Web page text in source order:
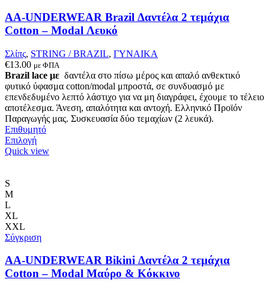
AA-UNDERWEAR Brazil Δαντέλα 2 τεμάχια
Cotton – Modal Λευκό
Σλίπς, STRING / BRAZIL, ΓΥΝΑΙΚΑ
€13.00 με ΦΠΑ
Brazil lace με δαντέλα στο πίσω μέρος και απαλό ανθεκτικό
φυτικό ύφασμα cotton/modal μπροστά, σε συνδυασμό με
επενδεδυμένο λεπτό λάστιχο για να μη διαγράφει, έχουμε το τέλειο
αποτέλεσμα. Άνεση, απαλότητα και αντοχή. Ελληνικό Προϊόν
Παραγωγής μας. Συσκευασία δύο τεμαχίων (2 λευκά).
Επιθυμητό
ΕπιλογήΑυτό
το
να
στη
σελίδα
του
Quick view
S
M
L
XL
XXL
Σύγκριση
AA-UNDERWEAR Bikini Δαντέλα 2 τεμάχια
Cotton – Modal Μαύρο & Κόκκινο